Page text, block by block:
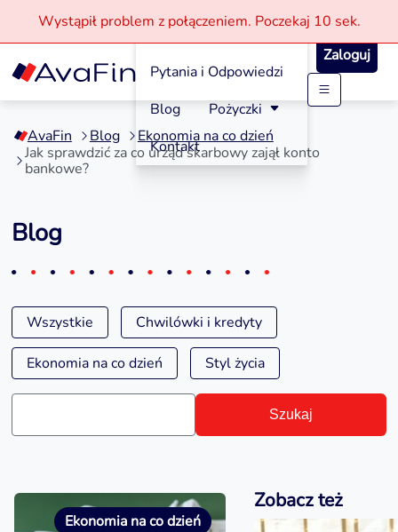
Przejdź
treści
Wystąpił problem z połączeniem. Poczekaj 10 sek.
Jak aplikować?
Pytania i Odpowiedzi
Blog
Pożyczki
Kontakt
Zaloguj
AvaFin Blog
Ekonomia na co dzień
Jak sprawdzić za co urząd skarbowy zajął konto
bankowe?
Blog
Wszystkie Chwilówki i kredyty
Ekonomia na co dzień Styl życia
Szukaj
Ekonomia na co dzień
Zobacz też